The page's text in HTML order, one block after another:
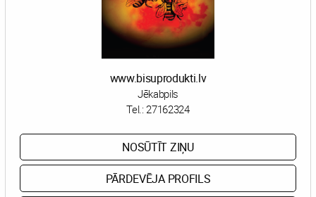
www.bisuprodukti.lv
Jēkabpils
Tel.:27162324
NOSŪTĪT ZIŅU
PĀRDEVĒJA PROFILS